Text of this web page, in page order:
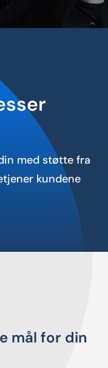
med støtte fra
kundene
mål for din